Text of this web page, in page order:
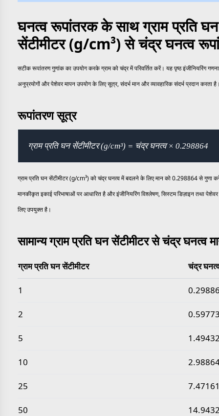
घनत्व रूपांतरक के साथ ग्राम प्रति घन
सेंटीमीटर (g/cm³) से चंद्र घनत्व
सटीक रूपांतरण गुणांक का उपयोग करके ग्राम को चंद्र में परिवर्तित करें। यह पृष्ठ इंजीनियरिंग
अनुप्रयोगों और पेशेवर मापन उपयोग के लिए सूत्र, संदर्भ मान और व्यावहारिक संदर्भ प्रदान करता
रूपांतरण सूत्र
ग्राम प्रति घन सेंटीमीटर (g/cm³) = चंद्र घनत्व × 0.298864
ग्राम प्रति घन सेंटीमीटर (g/cm³) को चंद्र घनत्व में बदलने के लिए मान को 0.298864 से गुणा
मानकीकृत इकाई परिभाषाओं पर आधारित है और इंजीनियरिंग विश्लेषण, सिस्टम डिज़ाइन तथा
लिए उपयुक्त है।
सामान्य ग्राम प्रति घन सेंटीमीटर से चंद्र घनत्व
सामान्य ग्राम प्रति घन सेंटीमीटर से चंद्र घनत्व मान
ग्राम प्रति घन सेंटीमीटर चंद्र
1
2
5
10
25
50